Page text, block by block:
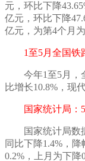
元，环比下降
亿元，环比下降
亿元，为第4个月为
1至5月全国铁
今年1至5月，
比增长10.8%，现
国家统计局：
国家统计局数
同比下降1.4%，
0.2%，上月为下